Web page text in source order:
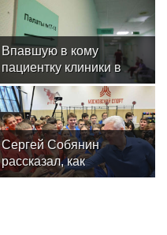
Впавшую в кому
пациентку клиники в
Москве спасли, ей
оказалась чемпионка
мира
Сергей Собянин
рассказал, как
отреставрируют